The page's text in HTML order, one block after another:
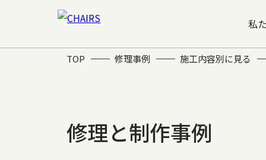
私
TOP 修理事例 施工内容別に見る
修理と制作事例